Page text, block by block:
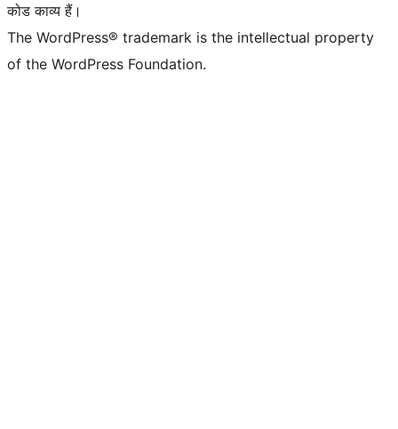
कोड काव्य हैं।
The WordPress® trademark is the intellectual property
of the WordPress Foundation.